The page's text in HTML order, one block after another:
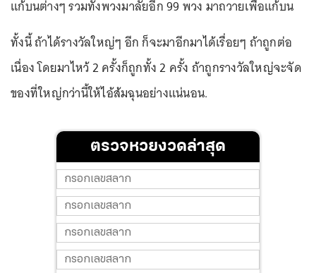
แก้บนต่างๆ รวมทั้งพวงมาลัยอีก 99 พวง มาถวายเพื่อแก้บน
ทั้งนี้ ถ้าได้รางวัลใหญ่ๆ อีก ก็จะมาอีกมาได้เรื่อยๆ ถ้าถูกต่อ
เนื่อง โดยมาไหว้ 2 ครั้งก็ถูกทั้ง 2 ครั้ง ถ้าถูกรางวัลใหญ่จะจัด
ของที่ใหญ่กว่านี้ให้ไอ้ส้มฉุนอย่างแน่นอน.
ตรวจหวยงวดล่าสุด